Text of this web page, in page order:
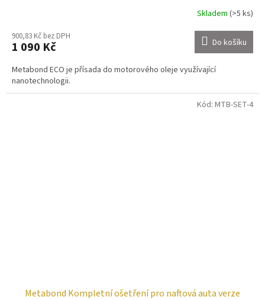
Skladem (>5 ks)
900,83 Kč bez DPH
1 090 Kč Do košíku
Metabond ECO je přísada do motorového oleje využívající
nanotechnologii.
Metabond Kompletní ošetření pro naftová auta verze
Kód: MTB-SET-4